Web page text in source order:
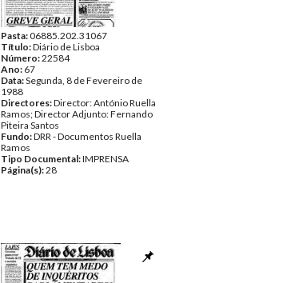
Pasta:06885.202.31067
Título:Diário de Lisboa
Número:22584
Ano: 67
Data:Segunda, 8 de Fevereiro de
1988
Directores:Director: António Ruella
Ramos; Director Adjunto: Fernando
Piteira Santos
Fundo:DRR - Documentos Ruella
Ramos
Tipo Documental:IMPRENSA
Página(s):28